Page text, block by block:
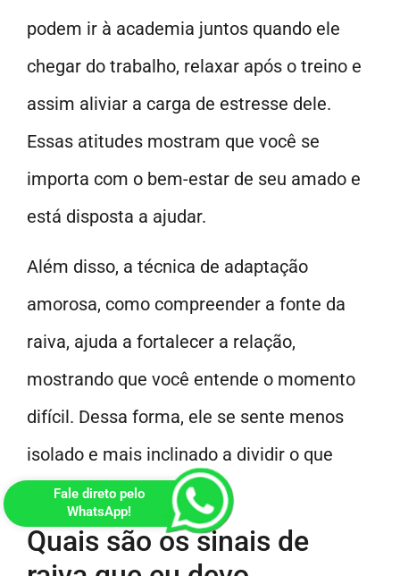
podem ir à academia juntos quando ele
chegar do trabalho, relaxar após o treino e
assim aliviar a carga de estresse dele.
Essas atitudes mostram que você se
importa com o bem-estar de seu amado e
está disposta a ajudar.
Além disso, a técnica de adaptação
amorosa, como compreender a fonte da
raiva, ajuda a fortalecer a relação,
mostrando que você entende o momento
difícil. Dessa forma, ele se sente menos
isolado e mais inclinado a dividir o que
sente.
Quais são os sinais de
Fale direto pelo
WhatsApp!